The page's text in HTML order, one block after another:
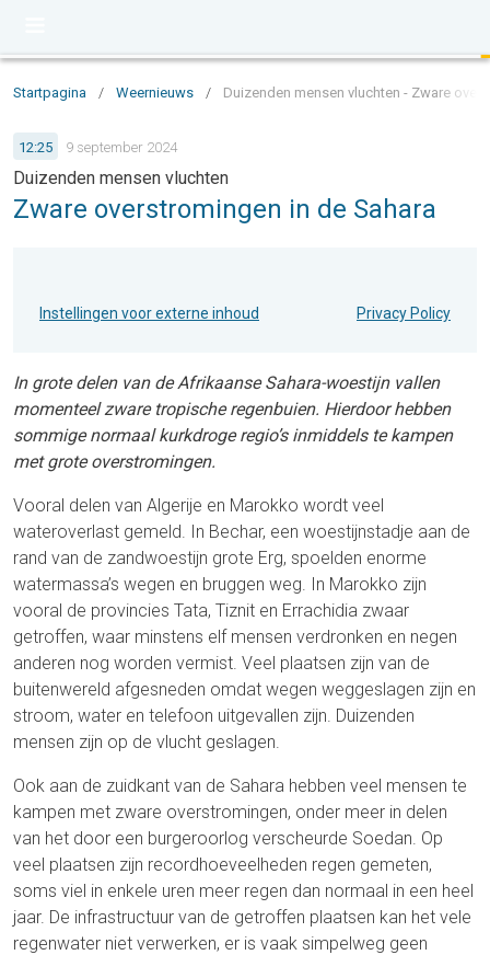
Startpagina / Weernieuws / Duizenden mensen vluchten - Zware
12:25 9 september 2024
Duizenden mensen vluchten
Zware overstromingen in de Sahara
Instellingen voor externe inhoud Privacy Policy
In grote delen van de Afrikaanse Sahara-woestijn vallen
momenteel zware tropische regenbuien. Hierdoor hebben
sommige normaal kurkdroge regio’s inmiddels te kampen
met grote overstromingen.
Vooral delen van Algerije en Marokko wordt veel
wateroverlast gemeld. In Bechar, een woestijnstadje aan de
rand van de zandwoestijn grote Erg, spoelden enorme
watermassa’s wegen en bruggen weg. In Marokko zijn
vooral de provincies Tata, Tiznit en Errachidia zwaar
getroffen, waar minstens elf mensen verdronken en negen
anderen nog worden vermist. Veel plaatsen zijn van de
buitenwereld afgesneden omdat wegen weggeslagen zijn en
stroom, water en telefoon uitgevallen zijn. Duizenden
mensen zijn op de vlucht geslagen.
Ook aan de zuidkant van de Sahara hebben veel mensen te
kampen met zware overstromingen, onder meer in delen
van het door een burgeroorlog verscheurde Soedan. Op
veel plaatsen zijn recordhoeveelheden regen gemeten,
soms viel in enkele uren meer regen dan normaal in een heel
jaar. De infrastructuur van de getroffen plaatsen kan het vele
regenwater niet verwerken, er is vaak simpelweg geen